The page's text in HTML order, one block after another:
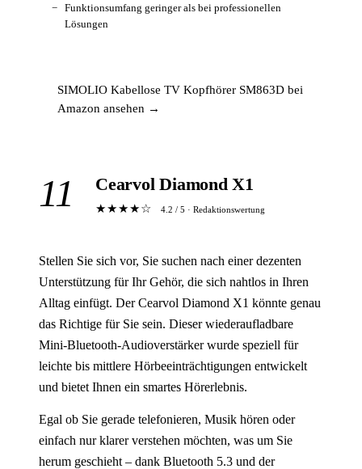
Funktionsumfang geringer als bei professionellen
Lösungen
SIMOLIO Kabellose TV Kopfhörer SM863D bei
Amazon ansehen →
11 Cearvol Diamond X1
★★★★☆ 4.2 / 5 · Redaktionswertung
Stellen Sie sich vor, Sie suchen nach einer dezenten
Unterstützung für Ihr Gehör, die sich nahtlos in Ihren
Alltag einfügt. Der Cearvol Diamond X1 könnte genau
das Richtige für Sie sein. Dieser wiederaufladbare
Mini-Bluetooth-Audioverstärker wurde speziell für
leichte bis mittlere Hörbeeinträchtigungen entwickelt
und bietet Ihnen ein smartes Hörerlebnis.
Egal ob Sie gerade telefonieren, Musik hören oder
einfach nur klarer verstehen möchten, was um Sie
herum geschieht – dank Bluetooth 5.3 und der